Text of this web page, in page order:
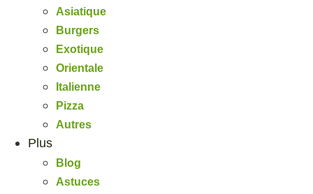
Asiatique
Burgers
Exotique
Orientale
Italienne
Pizza
Autres
Plus
Blog
Astuces